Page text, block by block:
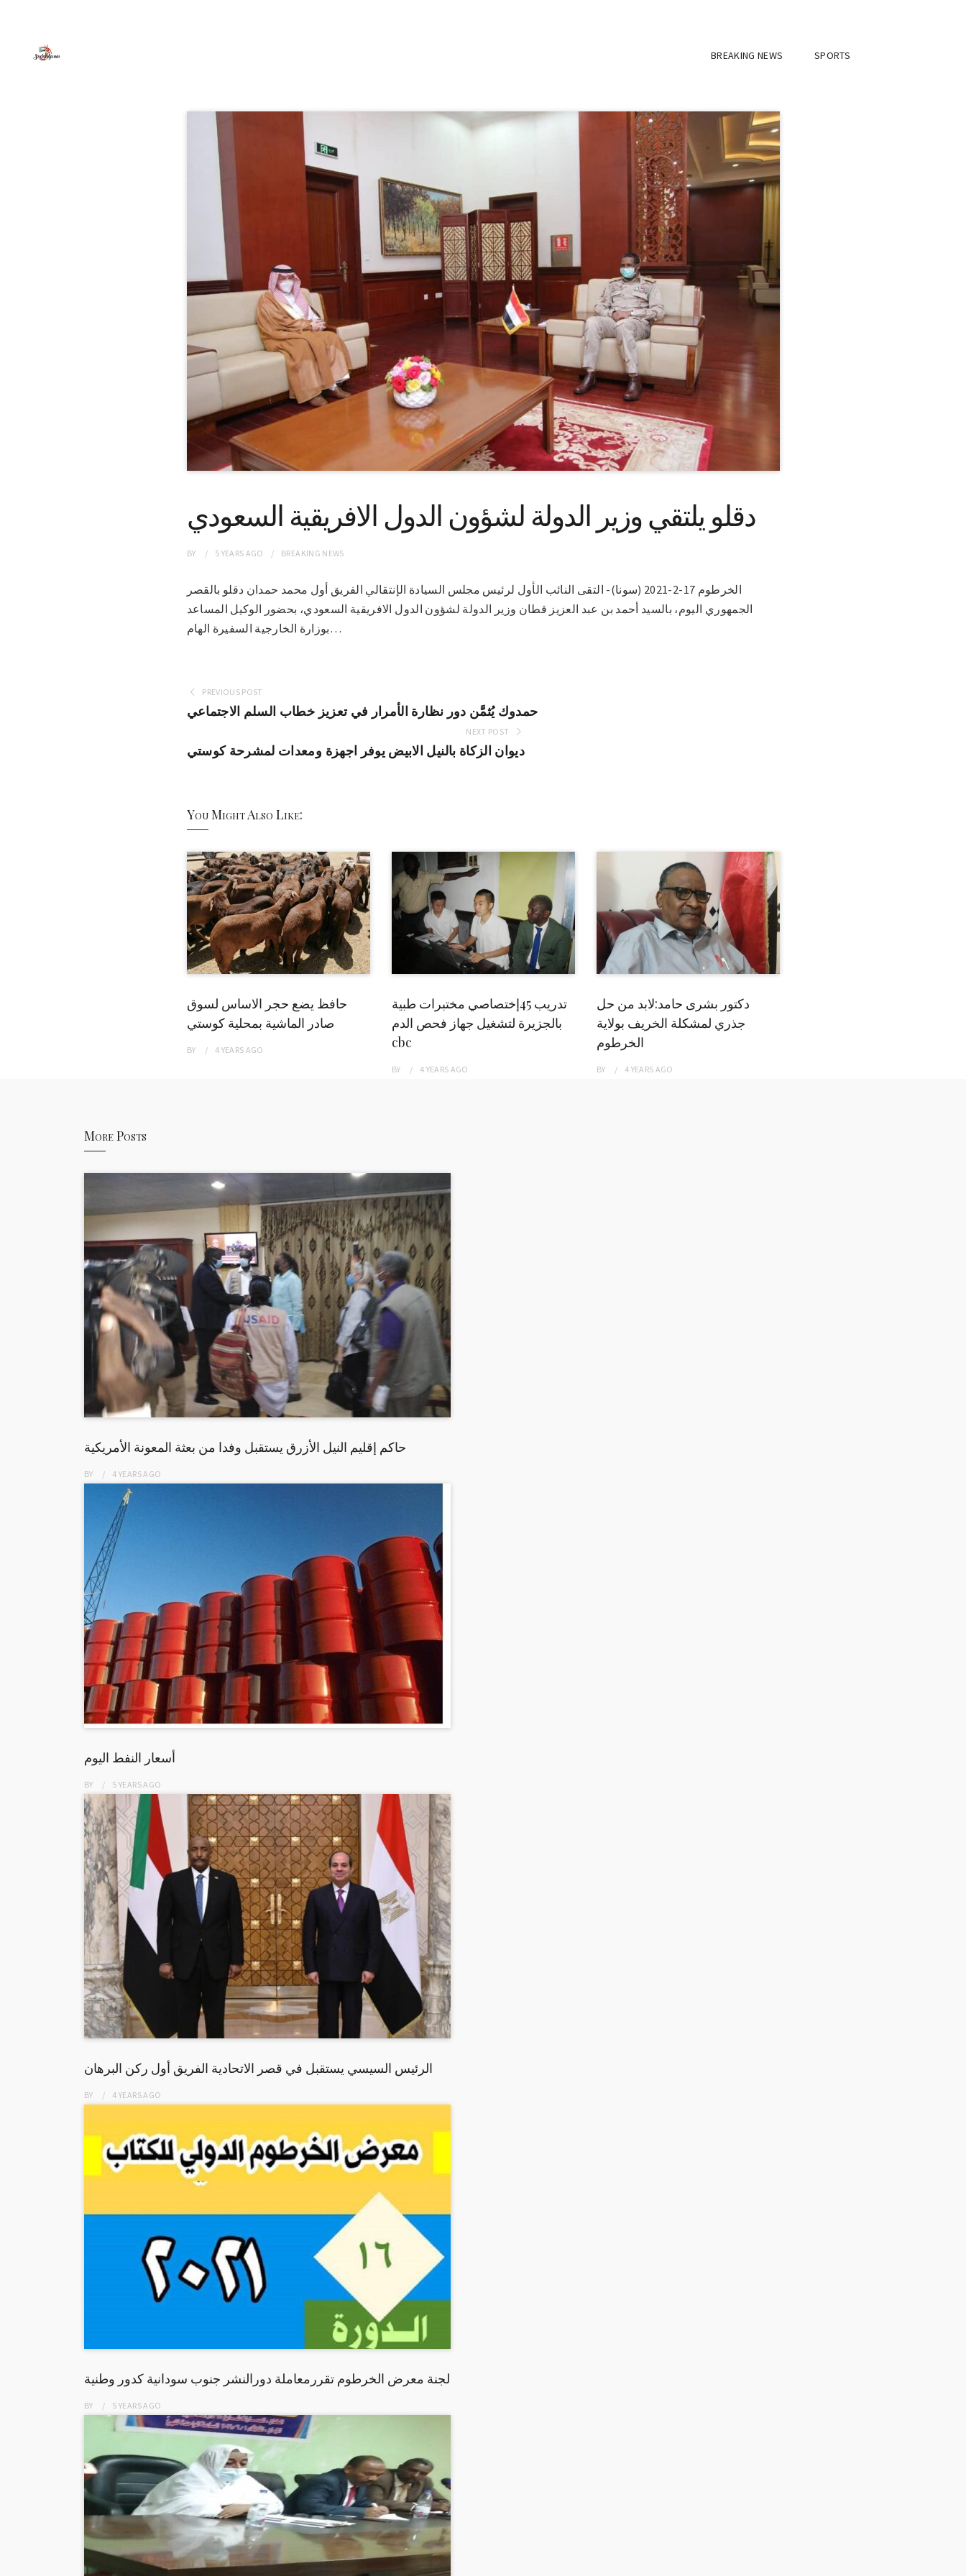
BREAKING NEWS SPORTS
دقلو يلتقي وزير الدولة لشؤون الدول الافريقية السعودي
BY 5 YEARS AGO BREAKING NEWS
الخرطوم 17-2-2021 (سونا)- التقى النائب الأول لرئيس مجلس السيادة الإنتقالي الفريق أول محمد حمدان دقلو بالقصر
الجمهوري اليوم، بالسيد أحمد بن عبد العزيز قطان وزير الدولة لشؤون الدول الافريقية السعودي، بحضور الوكيل المساعد
بوزارة الخارجية السفيرة الهام…
PREVIOUS POST
حمدوك يُثمَّن دور نظارة الأمرار في تعزيز خطاب السلم الاجتماعي
NEXT POST
ديوان الزكاة بالنيل الابيض يوفر اجهزة ومعدات لمشرحة كوستي
You Might Also Like:
حافظ يضع حجر الاساس لسوق
صادر الماشية بمحلية كوستي
BY 4 YEARS AGO
تدريب 45إختصاصي مختبرات طبية
بالجزيرة لتشغيل جهاز فحص الدم
cbc
BY 4 YEARS AGO
دكتور بشرى حامد:لابد من حل
جذري لمشكلة الخريف بولاية
الخرطوم
BY 4 YEARS AGO
More Posts
حاكم إقليم النيل الأزرق يستقبل وفدا من بعثة المعونة الأمريكية
BY 4 YEARSAGO
أسعار النفط اليوم
BY 5 YEARSAGO
الرئيس السيسي يستقبل في قصر الاتحادية الفريق أول ركن البرهان
BY 4 YEARSAGO
لجنة معرض الخرطوم تقررمعاملة دورالنشر جنوب سودانية كدور وطنية
BY 5 YEARSAGO